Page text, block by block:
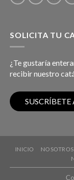
SOLICITA TU
¿Te gustaría
recibir nuestro
INICIO NOSOTROS